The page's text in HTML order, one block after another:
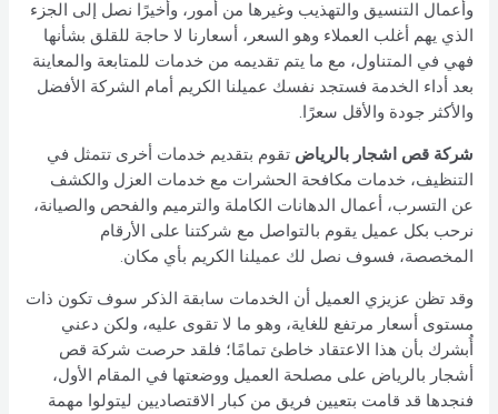
وأعمال التنسيق والتهذيب وغيرها من أمور، وأخيرًا نصل إلى الجزء
الذي يهم أغلب العملاء وهو السعر، أسعارنا لا حاجة للقلق بشأنها
فهي في المتناول، مع ما يتم تقديمه من خدمات للمتابعة والمعاينة
بعد أداء الخدمة فستجد نفسك عميلنا الكريم أمام الشركة الأفضل
والأكثر جودة والأقل سعرًا.
شركة قص اشجار بالرياض تقوم بتقديم خدمات أخرى تتمثل في
التنظيف، خدمات مكافحة الحشرات مع خدمات العزل والكشف
عن التسرب، أعمال الدهانات الكاملة والترميم والفحص والصيانة،
نرحب بكل عميل يقوم بالتواصل مع شركتنا على الأرقام
المخصصة، فسوف نصل لك عميلنا الكريم بأي مكان.
وقد تظن عزيزي العميل أن الخدمات سابقة الذكر سوف تكون ذات
مستوى أسعار مرتفع للغاية، وهو ما لا تقوى عليه، ولكن دعني
أُبشرك بأن هذا الاعتقاد خاطئ تمامًا؛ فلقد حرصت شركة قص
أشجار بالرياض على مصلحة العميل ووضعتها في المقام الأول،
فنجدها قد قامت بتعيين فريق من كبار الاقتصاديين ليتولوا مهمة